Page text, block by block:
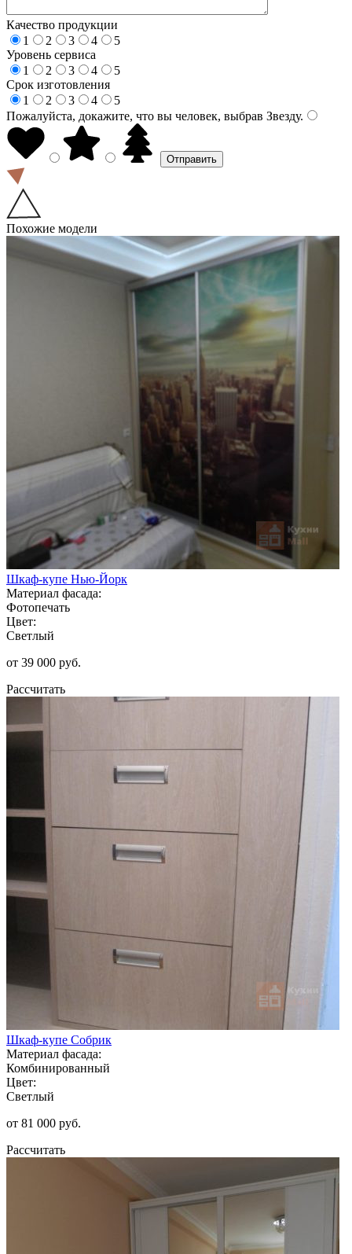
Качество продукции
1
2 3 4
5
Уровень сервиса
1
2 3 4
5
Срок изготовления
1
2 3 4
5
Пожалуйста, докажите, что вы человек, выбрав Звезду.
Похожие модели
Шкаф-купе Нью-Йорк
Материал фасада:
Фотопечать
Цвет:
Светлый
от 39 000 руб.
Рассчитать
Шкаф-купе Собрик
Материал фасада:
Комбинированный
Цвет:
Светлый
от 81 000 руб.
Рассчитать